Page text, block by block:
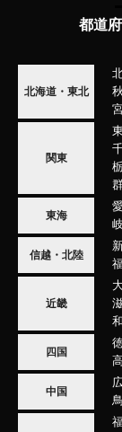
都道
北海道・東北
関東
東海
信越・北陸
近畿
四国
中国